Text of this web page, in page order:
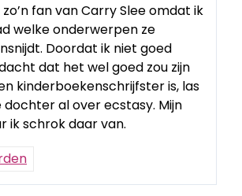
fan van Carry Slee omdat ik
welke onderwerpen ze
Doordat ik niet goed
dat het wel goed zou zijn
kinderboekenschrijfster is, las
dochter al over ecstasy. Mijn
ik schrok daar van.